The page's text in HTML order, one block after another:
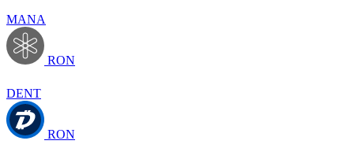
MANA
RON
DENT
RON